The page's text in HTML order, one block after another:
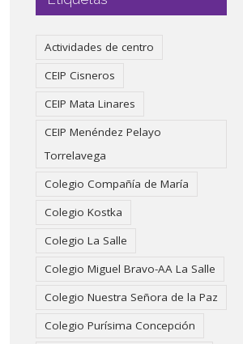
Actividades de centro
CEIP Cisneros
CEIP Mata Linares
CEIP Menéndez Pelayo
Torrelavega
Colegio Compañía de María
Colegio Kostka
Colegio La Salle
Colegio Miguel Bravo-AA La Salle
Colegio Nuestra Señora de la Paz
Colegio Purísima Concepción